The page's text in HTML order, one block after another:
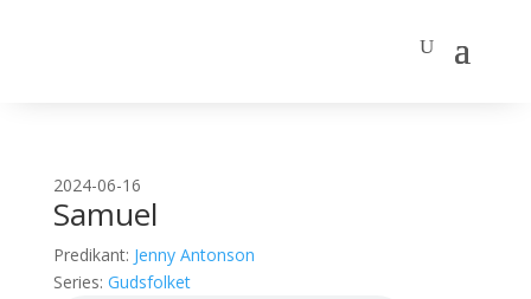
2024-06-16
Samuel
Predikant: Jenny Antonson
Series: Gudsfolket